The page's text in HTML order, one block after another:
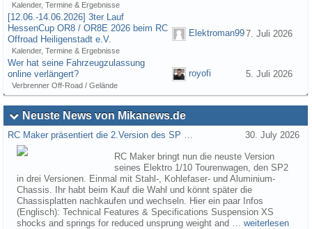
Kalender, Termine & Ergebnisse
[12.06.-14.06.2026] 3ter Lauf
HessenCup OR8 / OR8E 2026 beim RC
Offroad Heiligenstadt e.V.
Kalender, Termine & Ergebnisse
Elektroman997. Juli 2026
Wer hat seine Fahrzeugzulassung
online verlängert?
Verbrenner Off-Road / Gelände
royofi 5. Juli 2026
Neuste News von Mikanews.de
RC Maker präsentiert die 2.Version des SP … 30. July 2026
RC Maker bringt nun die neuste Version
seines Elektro 1/10 Tourenwagen, den SP2
in drei Versionen. Einmal mit Stahl-, Kohlefaser- und Aluminium-
Chassis. Ihr habt beim Kauf die Wahl und könnt später die
Chassisplatten nachkaufen und wechseln. Hier ein paar Infos
(Englisch): Technical Features & Specifications Suspension XS
shocks and springs for reduced unsprung weight and … weiterlesen